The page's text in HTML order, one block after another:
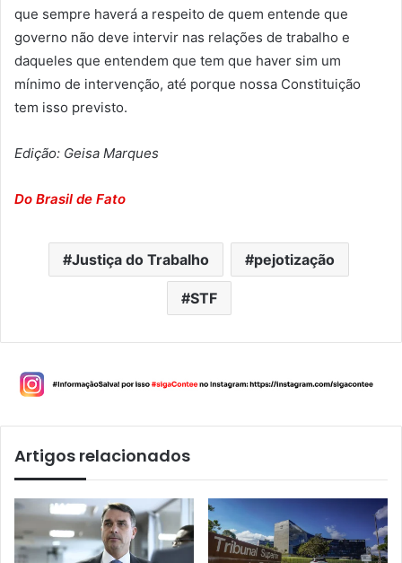
que sempre haverá a respeito de quem entende que
governo não deve intervir nas relações de trabalho e
daqueles que entendem que tem que haver sim um
mínimo de intervenção, até porque nossa Constituição
tem isso previsto.
Edição: Geisa Marques
Do Brasil de Fato
Justiça do Trabalho pejotização
STF
Artigos relacionados